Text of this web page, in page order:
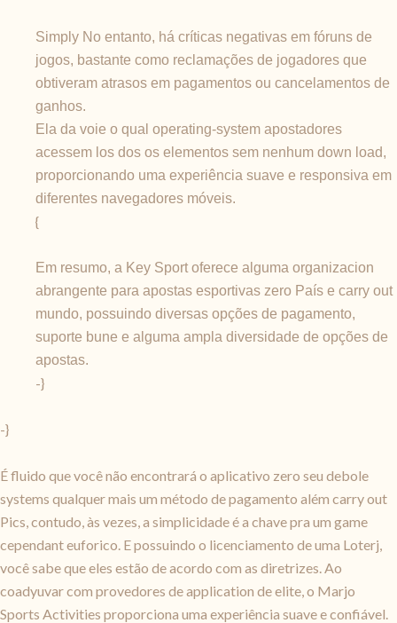
Simply No entanto, há críticas negativas em fóruns de
jogos, bastante como reclamações de jogadores que
obtiveram atrasos em pagamentos ou cancelamentos de
ganhos.
Ela da voie o qual operating-system apostadores
acessem los dos os elementos sem nenhum down load,
proporcionando uma experiência suave e responsiva em
diferentes navegadores móveis.
{
Em resumo, a Key Sport oferece alguma organizacion
abrangente para apostas esportivas zero País e carry out
mundo, possuindo diversas opções de pagamento,
suporte bune e alguma ampla diversidade de opções de
apostas.
-}
-}
É fluido que você não encontrará o aplicativo zero seu debole
systems qualquer mais um método de pagamento além carry out
Pics, contudo, às vezes, a simplicidade é a chave pra um game
cependant euforico. E possuindo o licenciamento de uma Loterj,
você sabe que eles estão de acordo com as diretrizes. Ao
coadyuvar com provedores de application de elite, o Marjo
Sports Activities proporciona uma experiência suave e confiável.